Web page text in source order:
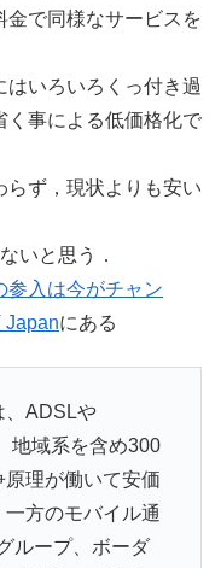
で同様なサービスを
はいろいろくっ付き過
く事による低価格化で
ず，現状よりも安い
いと思う．
参入は今がチャン
Japanにある
、ADSLや
地域系を含め300
理が働いて安価
方のモバイル通
ループ、ボーダ